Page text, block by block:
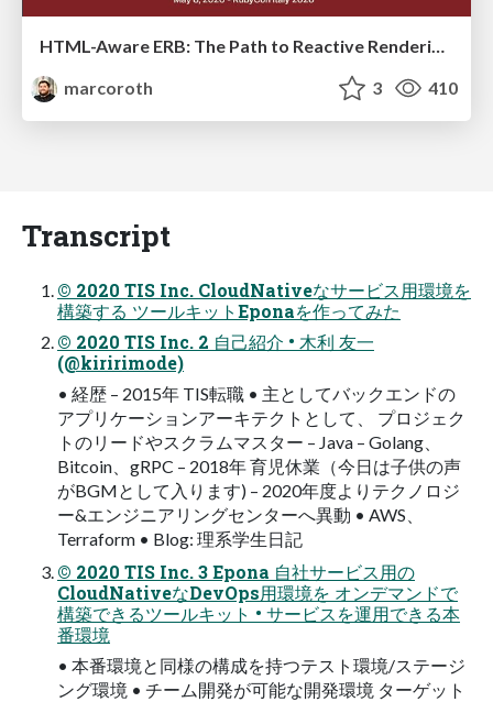
HTML-Aware ERB: The Path to Reactive Rendering @ RubyCon 2026, Rimini, Italy
marcoroth
3 410
Transcript
© 2020 TIS Inc. CloudNativeなサービス用環境を
構築する ツールキットEponaを作ってみた
© 2020 TIS Inc. 2 自己紹介 • 木利 友一
(@kiririmode)
• 経歴 – 2015年 TIS転職 • 主としてバックエンドの
アプリケーションアーキテクトとして、 プロジェク
トのリードやスクラムマスター – Java – Golang、
Bitcoin、gRPC – 2018年 育児休業（今日は子供の声
がBGMとして入ります) – 2020年度よりテクノロジ
ー&エンジニアリングセンターへ異動 • AWS、
Terraform • Blog: 理系学生日記
© 2020 TIS Inc. 3 Epona 自社サービス用の
CloudNativeなDevOps用環境を オンデマンドで
構築できるツールキット • サービスを運用できる本
番環境
• 本番環境と同様の構成を持つテスト環境/ステージ
ング環境 • チーム開発が可能な開発環境 ターゲット